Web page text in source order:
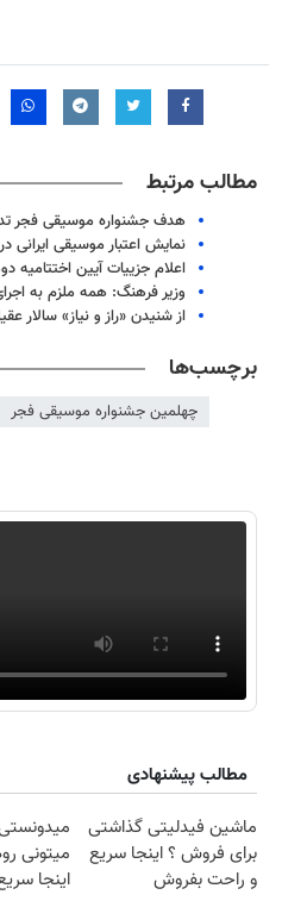
مطالب مرتبط
هدف جشنواره موسیقی فجر
نمایش اعتبار موسیقی ایرانی
اعلام جزییات آیین اختتامیه
وزیر فرهنگ: همه ملزم به
از شنیدن «راز و نیاز» سالار
برچسب‌ها
چهلمین جشنواره موسیقی فجر
مطالب پیشنهادی
ماشین فیدلیتی گذاشتی
برای فروش ؟ اینجا سریع
و راحت بفروش
میتونی
اینجا